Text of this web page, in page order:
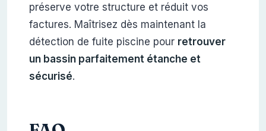
préserve votre structure et réduit vos
factures. Maîtrisez dès maintenant la
détection de fuite piscine pour retrouver
un bassin parfaitement étanche et
sécurisé.